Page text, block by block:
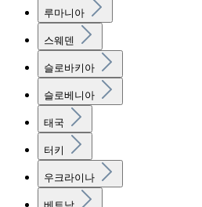
루마니아
스웨덴
슬로바키아
슬로베니아
태국
터키
우크라이나